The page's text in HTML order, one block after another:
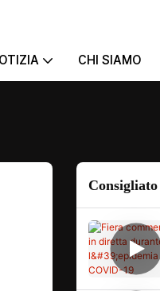
CHI SIAMO
Consigliato